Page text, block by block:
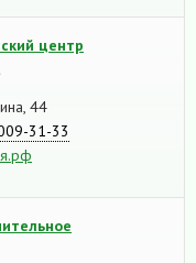
центр
44
31-33